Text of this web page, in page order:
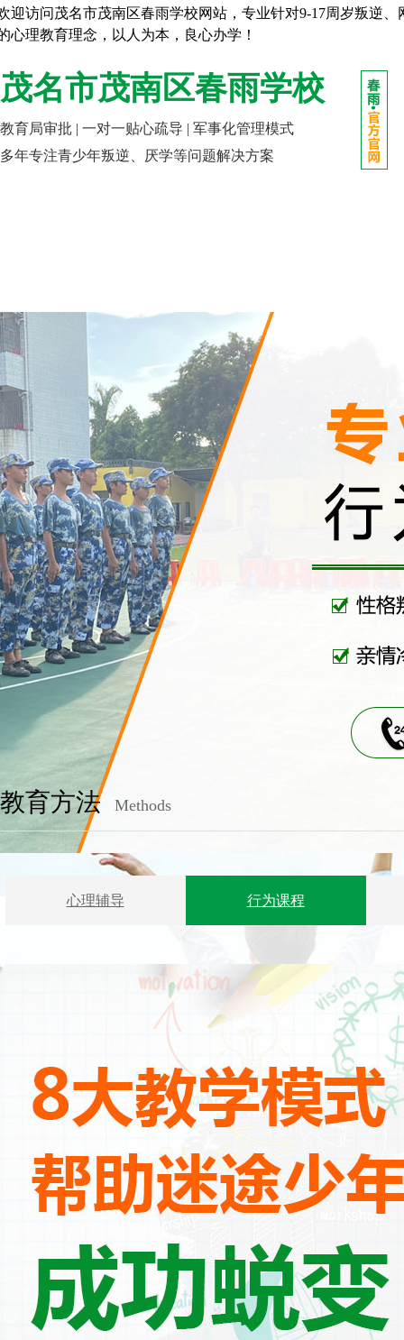
茂名市茂南区春雨学校
教育局审批 | 一对一贴心疏导 | 军事化管理模式
多年专注青少年叛逆、厌学等问题解决方案
迎访问茂名市茂南区春雨学校网站，专业针对9-17周岁叛逆
心理教育理念，以人为本，良心办学！
教育方法 Methods
心理辅导 行为课程